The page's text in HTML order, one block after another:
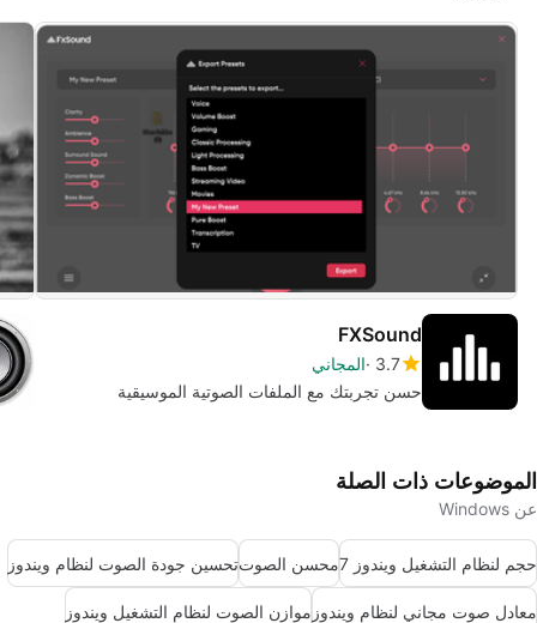
FXSound
3.7 المجاني
حسن تجربتك مع الملفات الصوتية الموسيقية
الموضوعات ذات الصلة
عن Windows
حجم لنظام التشغيل ويندوز 7 محسن الصوتتحسين جودة الصوت لنظام ويندوز
معادل صوت مجاني لنظام ويندوز موازن الصوت لنظام التشغيل ويندوز